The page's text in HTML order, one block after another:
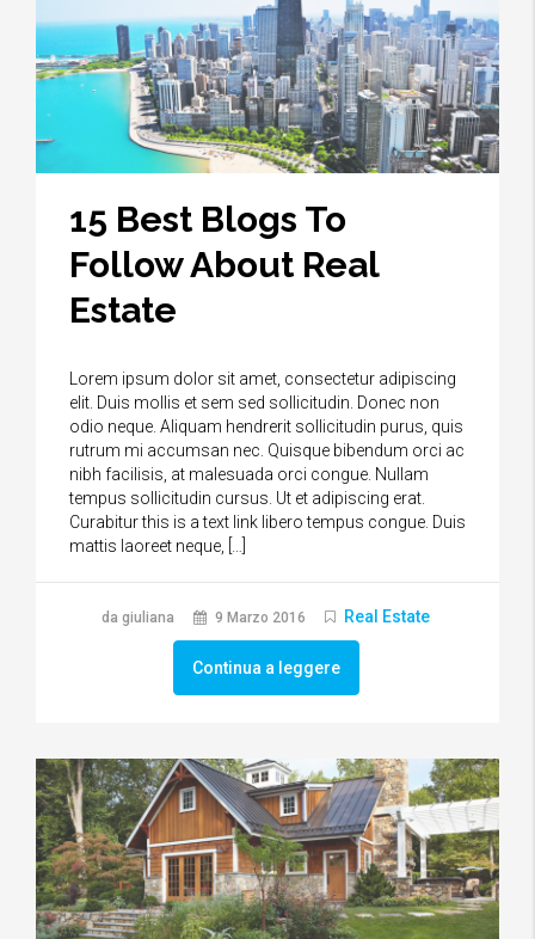
15 Best Blogs To
Follow About Real
Estate
Lorem ipsum dolor sit amet, consectetur adipiscing
elit. Duis mollis et sem sed sollicitudin. Donec non
odio neque. Aliquam hendrerit sollicitudin purus, quis
rutrum mi accumsan nec. Quisque bibendum orci ac
nibh facilisis, at malesuada orci congue. Nullam
tempus sollicitudin cursus. Ut et adipiscing erat.
Curabitur this is a text link libero tempus congue. Duis
mattis laoreet neque, […]
da giuliana 9 Marzo 2016 Real Estate
Continua a leggere